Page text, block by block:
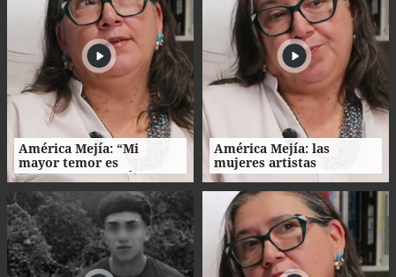
América Mejía: “Mi
mayor temor es
traicionarme a mí
misma"
América Mejía: las
mujeres artistas
enfrentan barreras entre
la creación, el trabajo y el
hogar